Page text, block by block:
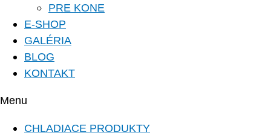
PRE KONE
E-SHOP
GALÉRIA
BLOG
KONTAKT
Menu
CHLADIACE PRODUKTY